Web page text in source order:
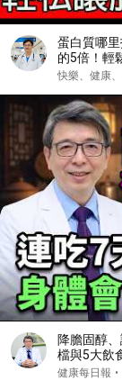
蛋白質哪
的5倍！輕
失 #肌少症
快樂、健康
降膽固醇
檔與5大飲
健康每日報 •